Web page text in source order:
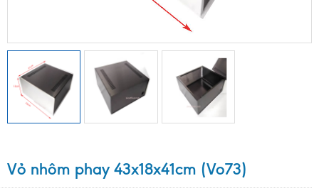
Vỏ nhôm phay 43x18x41cm (Vo73)